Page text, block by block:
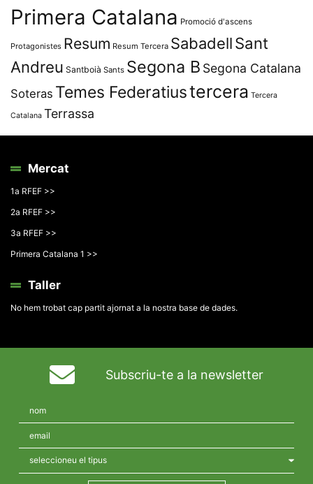
Primera Catalana Promoció d'ascens
Protagonistes Resum Resum Tercera SabadellSant
Andreu Santboià Sants Segona B Segona Catalana
Soteras Temes Federatiustercera Tercera
Catalana Terrassa
Mercat
1a RFEF >>
2a RFEF >>
3a RFEF >>
Primera Catalana 1 >>
Taller
No hem trobat cap partit ajornat a la nostra base de dades.
Subscriu-te a la newsletter